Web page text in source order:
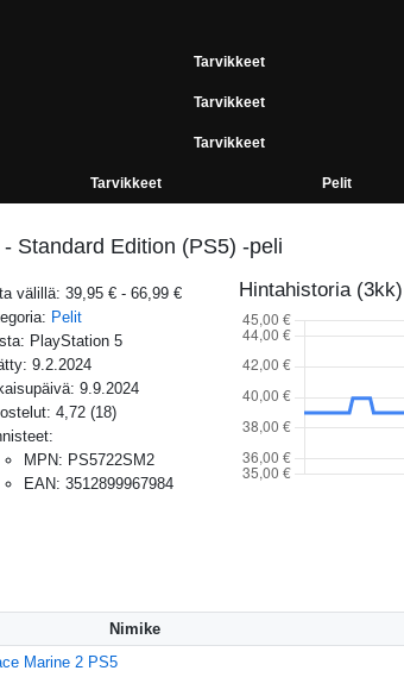
Tarvikkeet
Tarvikkeet
Tarvikkeet
Tarvikkeet Pelit
Standard Edition (PS5) -peli
välillä: 39,95 € - 66,99 €
Pelit
PlayStation 5
9.2.2024
9.9.2024
4,72 (18)
MPN: PS5722SM2
EAN: 3512899967984
Hintahistoria (3kk)
Nimike
Marine 2 PS5